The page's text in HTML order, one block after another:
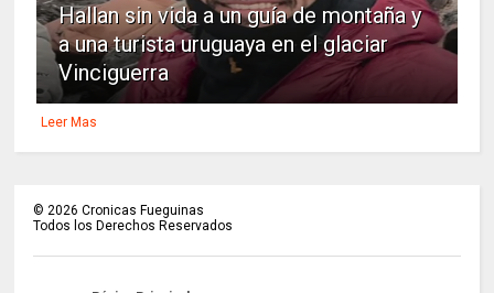
Hallan sin vida a un guía de montaña y
a una turista uruguaya en el glaciar
Vinciguerra
Leer Mas
©2026 Cronicas Fueguinas
Todos los Derechos Reservados